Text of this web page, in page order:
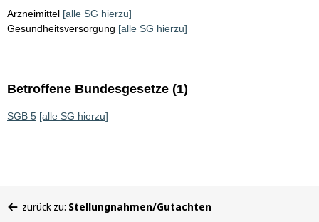
Arzneimittel [alle SG hierzu]
Gesundheitsversorgung [alle SG hierzu]
Betroffene Bundesgesetze (1)
SGB 5 [alle SG hierzu]
befinden
zurück zu: Stellungnahmen/Gutachten